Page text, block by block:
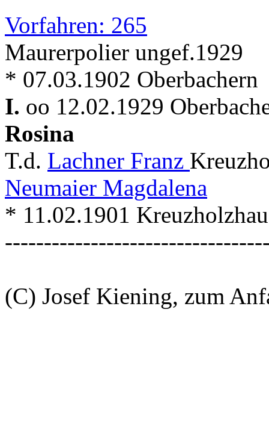
Vorfahren: 265
Maurerpolier ungef.1929
* 07.03.1902 Oberbachern
I. oo 12.02.1929
Rosina
T.d. Lachner Franz
Neumaier Magdalena
* 11.02.1901
(C) Josef Kiening, zum